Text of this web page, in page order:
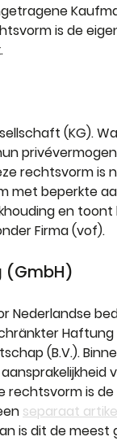
is de
(KG).
rechtsvorm is
beperkte
en
Firma (vof).
(GmbH)
Nederlandse
Haftung
(B.V.).
is
separaat
is dit de meest